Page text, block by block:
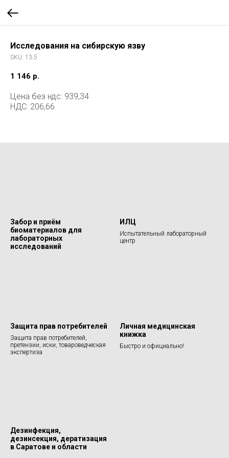
Исследования на сибирскую язву
SKU: 13.5
1 146 р.
Цена без ндс: 939,34
НДС: 206,66
Забор и приём
биоматериалов для
лабораторных
исследований
ИЛЦ
Испытательный лабораторный
центр
Защита прав потребителей
Защита прав потребителей,
претензии, иски, товароведческая
экспертиза
Личная медицинская
книжка
Быстро и официально!
Дезинфекция,
дезинсекция, дератизация
в Саратове и области